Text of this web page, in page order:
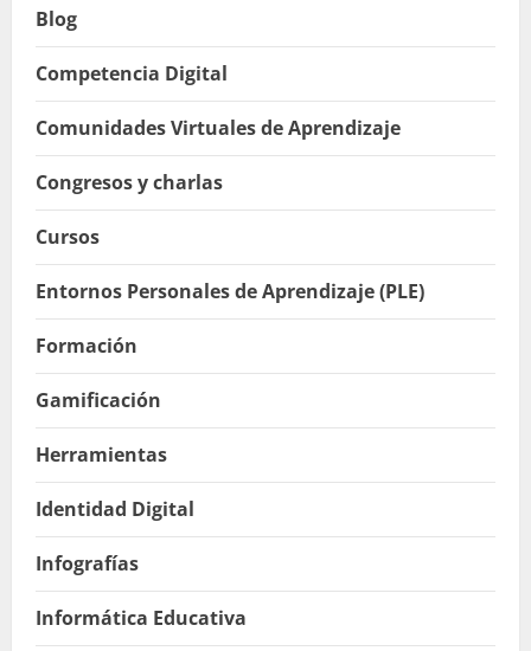
Blog
Competencia Digital
Comunidades Virtuales de Aprendizaje
Congresos y charlas
Cursos
Entornos Personales de Aprendizaje (PLE)
Formación
Gamificación
Herramientas
Identidad Digital
Infografías
Informática Educativa